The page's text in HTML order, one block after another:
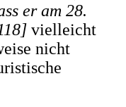
er am 28.
vielleicht
nicht